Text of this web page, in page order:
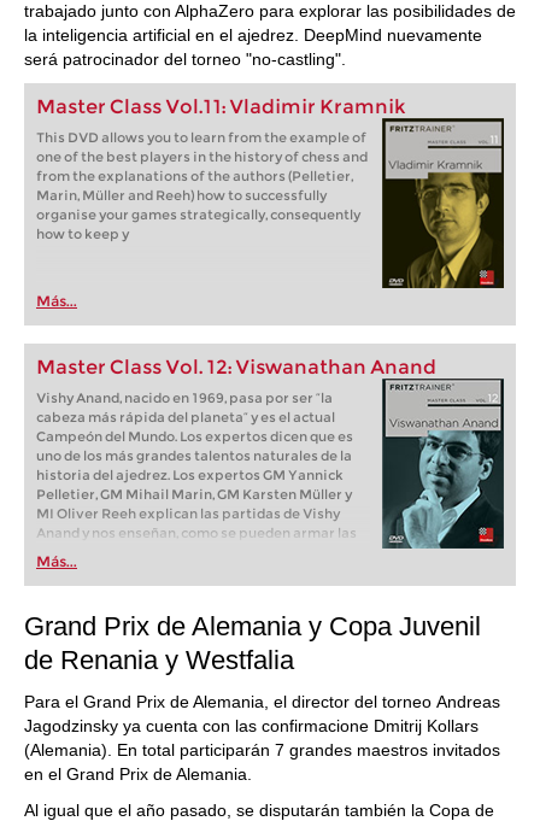
trabajado junto con AlphaZero para explorar las posibilidades de
la inteligencia artificial en el ajedrez. DeepMind nuevamente
será patrocinador del torneo "no-castling".
Master Class Vol.11: Vladimir Kramnik
This DVD allows you to learn from the example of
one of the best players in the history of chess and
from the explanations of the authors (Pelletier,
Marin, Müller and Reeh) how to successfully
organise your games strategically, consequently
how to keep y
Más...
Master Class Vol. 12: Viswanathan Anand
Vishy Anand, nacido en 1969, pasa por ser “la
cabeza más rápida del planeta“ y es el actual
Campeón del Mundo. Los expertos dicen que es
uno de los más grandes talentos naturales de la
historia del ajedrez. Los expertos GM Yannick
Pelletier, GM Mihail Marin, GM Karsten Müller y
MI Oliver Reeh explican las partidas de Vishy
Anand y nos enseñan, como se pueden armar las
partidas desde un punto de vista estratégico
para presionar sobre el oponente y para jugar los
finales con la técnica apropiada para ganar la
Más...
Grand Prix de Alemania y Copa Juvenil
de Renania y Westfalia
Para el Grand Prix de Alemania, el director del torneo Andreas
Jagodzinsky ya cuenta con las confirmacione Dmitrij Kollars
(Alemania). En total participarán 7 grandes maestros invitados
en el Grand Prix de Alemania.
Al igual que el año pasado, se disputarán también la Copa de